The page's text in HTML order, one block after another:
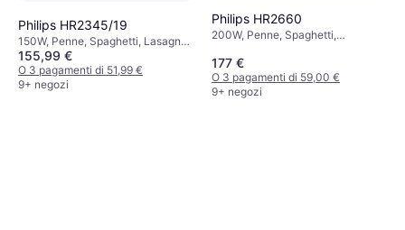
Philips HR2345/19
150W, Penne, Spaghetti, Lasagna
Plates, Fettuccine
155,99 €
O 3 pagamenti di 51,99 €
9+ negozi
Philips HR2660
200W, Penne, Spaghetti,
Fettuccine
177 €
O 3 pagamenti di 59,00 €
9+ negozi